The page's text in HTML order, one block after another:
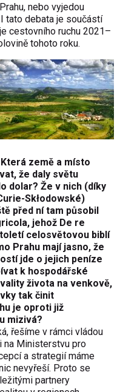
nebo vyjedou
tato debata je součástí
cestovního ruchu 2021–
tohoto roku.
země a místo
že daly světu
dolar? Že v nich (díky
Skłodowské)
před ní tam působil
jehož De re
celosvětovou biblí
Prahu mají jasno, že
jde o jejich peníze
k hospodářské
života na venkově,
tak činit
je oproti již
mizivá?
řešíme v rámci vládou
na Ministerstvu pro
a strategií máme
nevyřeší. Proto se
partnery